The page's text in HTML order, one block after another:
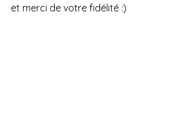
et merci de votre fidélité :)